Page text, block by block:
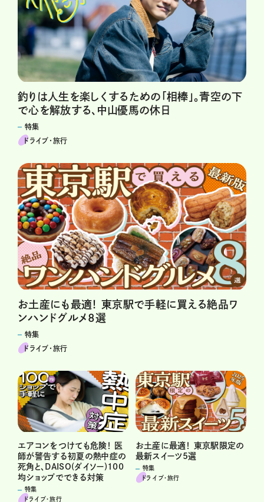
釣りは人生を楽しくするための「相棒」｡青空の下
で心を解放する､中山優馬の休日
特集
ドライブ･旅行
お土産にも最適！ 東京駅で手軽に買える絶品ワ
ンハンドグルメ8選
特集
ドライブ･旅行
エアコンをつけても危険！ 医
師が警告する初夏の熱中症の
死角と、DAISO(ダイソー)100
均ショップでできる対策
特集
ドライブ･旅行
お土産に最適！ 東京駅限定の
最新スイーツ5選
特集
ドライブ･旅行